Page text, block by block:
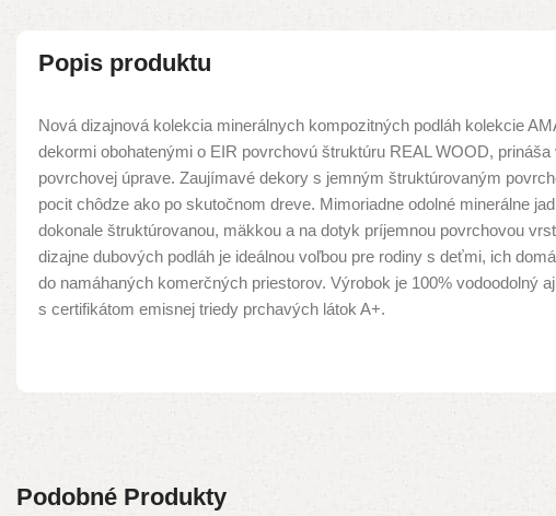
Popis produktu
Nová dizajnová kolekcia minerálnych kompozitných podláh kolekcie
dekormi obohatenými o EIR povrchovú štruktúru REAL WOOD, prináša
povrchovej úprave. Zaujímavé dekory s jemným štruktúrovaným
pocit chôdze ako po skutočnom dreve. Mimoriadne odolné minerálne
dokonale štruktúrovanou, mäkkou a na dotyk príjemnou povrchovou
dizajne dubových podláh je ideálnou voľbou pre rodiny s deťmi, ich
do namáhaných komerčných priestorov. Výrobok je 100% vodoodolný
s certifikátom emisnej triedy prchavých látok A+.
Podobné Produkty